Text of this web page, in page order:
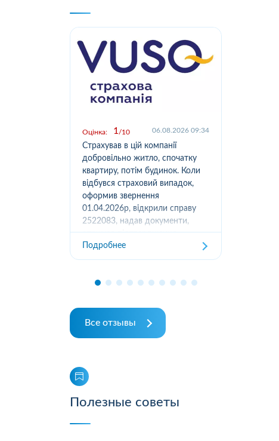
Оцінка: 1 10 06.08.2026 09:34
Страхував в цій компанії
добровільно житло, спочатку
квартиру, потім будинок. Коли
відбувся страховий випадок,
оформив звернення
01.04.2026р, відкрили справу
2522083, надав документи,
отримав підтвердження
отримання, взяли в роботу. 2
місяці жодного повідомлення
Подробнее
Все отзывы
Полезные советы